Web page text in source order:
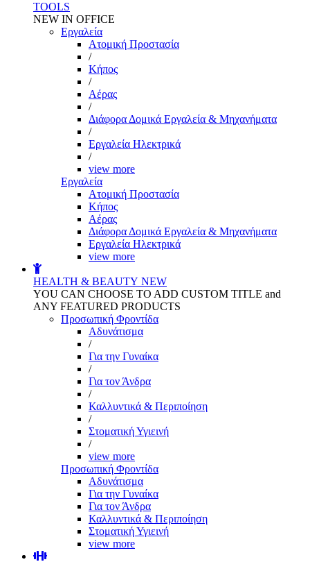
TOOLS
NEW IN OFFICE
Εργαλεία
Aτομική Προστασία
/
Kήπος
/
Αέρας
/
Διάφορα Δομικά Εργαλεία & Μηχανήματα
/
Εργαλεία Ηλεκτρικά
/
view more
Εργαλεία
Aτομική Προστασία
Kήπος
Αέρας
Διάφορα Δομικά Εργαλεία & Μηχανήματα
Εργαλεία Ηλεκτρικά
view more
HEALTH & BEAUTY NEW
YOU CAN CHOOSE TO ADD CUSTOM TITLE and
ANY FEATURED PRODUCTS
Προσωπική Φροντίδα
Αδυνάτισμα
/
Για την Γυναίκα
/
Για τον Άνδρα
/
Καλλυντικά & Περιποίηση
/
Στοματική Υγιεινή
/
view more
Προσωπική Φροντίδα
Αδυνάτισμα
Για την Γυναίκα
Για τον Άνδρα
Καλλυντικά & Περιποίηση
Στοματική Υγιεινή
view more